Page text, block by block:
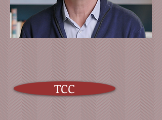
TCC